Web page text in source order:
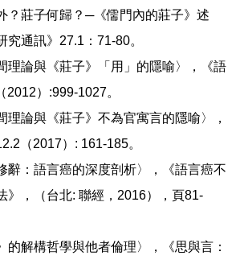
？莊子何歸？─《儒門內的莊子》述
究通訊》27.1：71-80。
理論與《莊子》「用」的隱喻〉，《語
）:999-1027。
理論與《莊子》不為官寓言的隱喻〉，
（2017）: 161-185。
辭：語言癌的深度剖析〉，《語言癌不
》，（台北: 聯經，2016），頁81-
的解構哲學與他者倫理〉，《思與言：